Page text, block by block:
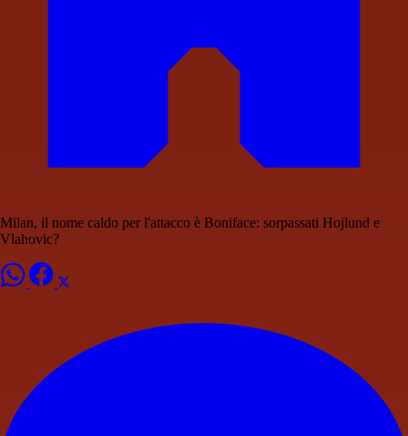
Milan, il nome caldo per l'attacco è Boniface: sorpassati Hojlund e
Vlahovic?